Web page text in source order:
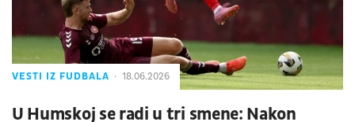
VESTI IZ FUDBALA 18.06.2026
U Humskoj se radi u tri smene: Nakon